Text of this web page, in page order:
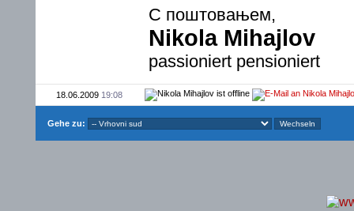
С поштовањем,
Nikola Mihajlov
passioniert pensioniert
18.06.2009 19:08
Gehe zu: